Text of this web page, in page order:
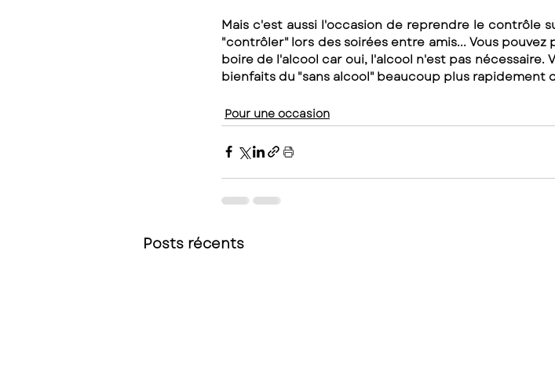
Mais c'est aussi l'occasion de reprendre le contrôle
"contrôler" lors des soirées entre amis... Vous
boire de l'alcool car oui, l'alcool n'est pas nécessaire.
bienfaits du "sans alcool" beaucoup plus rapidement
Pour une occasion
Posts récents